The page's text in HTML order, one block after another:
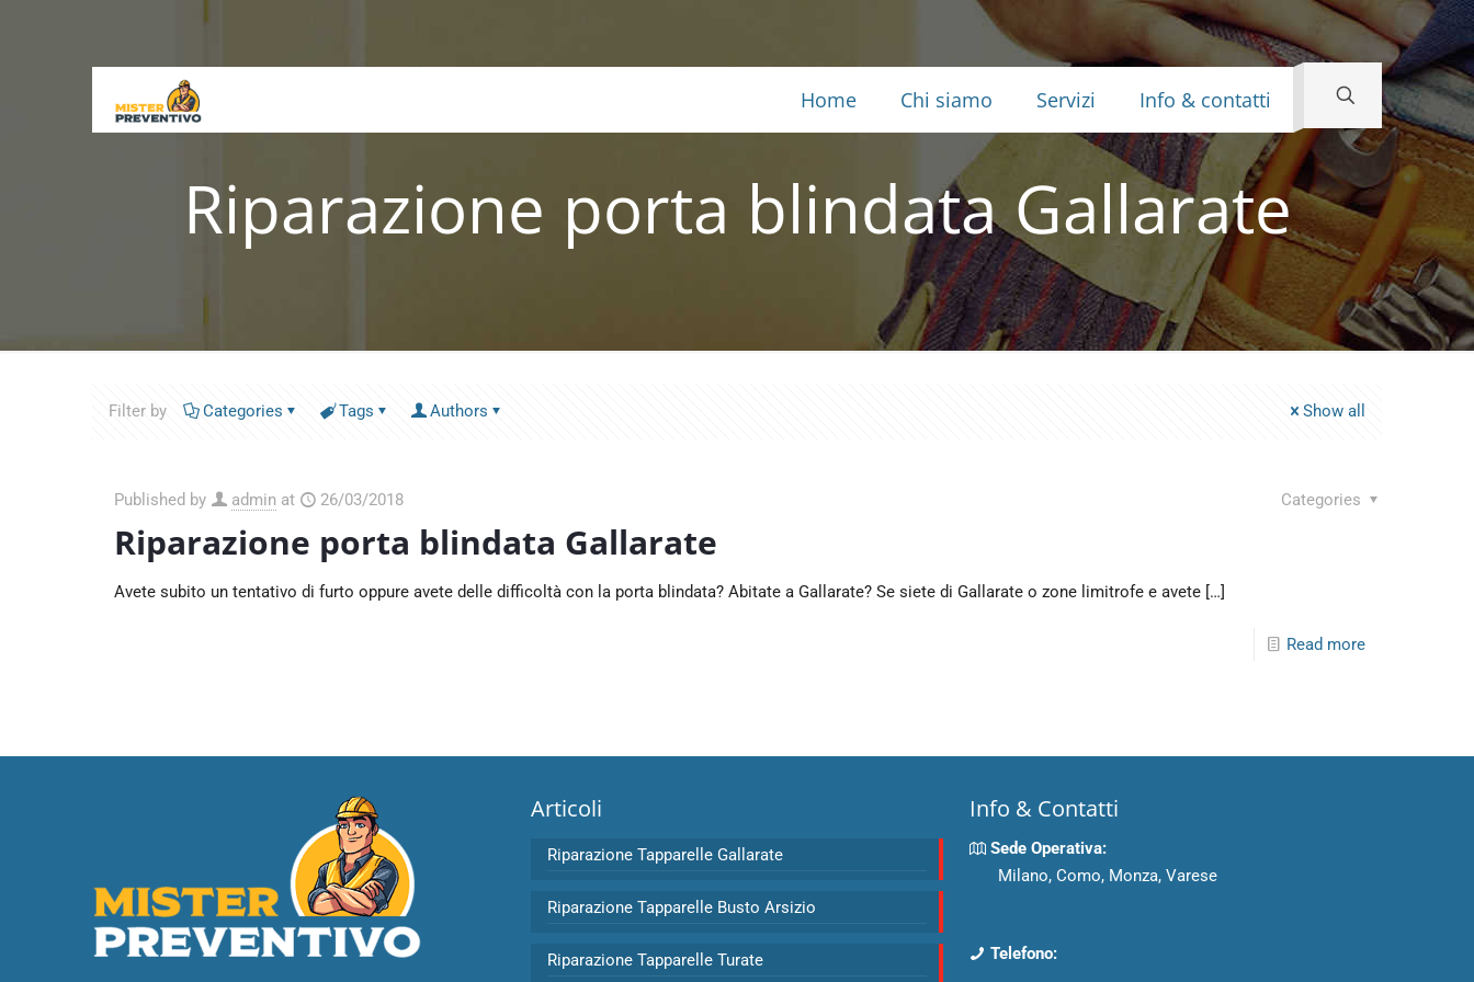
Home Chi siamo Servizi Info & contatti
Riparazione porta blindata Gallarate
Filter by Categories Tags Authors Show all
Published by admin at 26/03/2018 Categories
Riparazione porta blindata Gallarate
Avete subito un tentativo di furto oppure avete delle difficoltà con la porta blindata? Abitate a Gallarate? Se siete di Gallarate o zone limitrofe e avete […]
Read more
Articoli
Riparazione Tapparelle Gallarate
Riparazione Tapparelle Busto Arsizio
Riparazione Tapparelle Turate
Info & Contatti
Sede Operativa:
Milano, Como, Monza, Varese
Telefono: